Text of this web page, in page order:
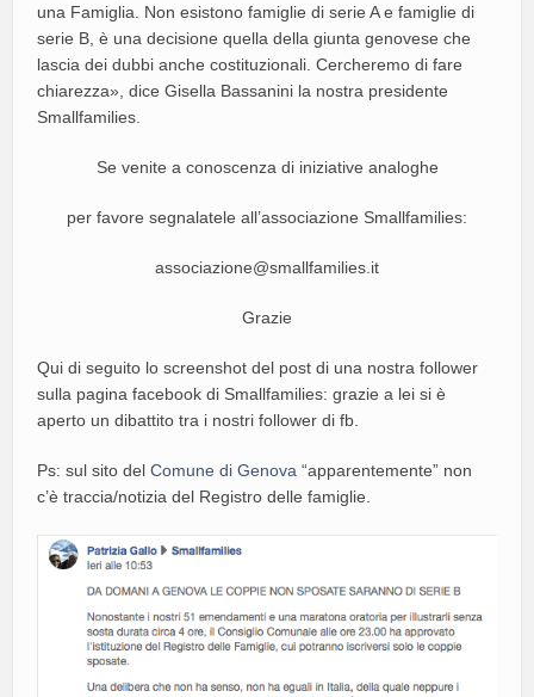
una Famiglia. Non esistono famiglie di serie A e famiglie di
serie B, è una decisione quella della giunta genovese che
lascia dei dubbi anche costituzionali. Cercheremo di fare
chiarezza», dice Gisella Bassanini la nostra presidente
Smallfamilies.
Se venite a conoscenza di iniziative analoghe
per favore segnalatele all’associazione Smallfamilies:
associazione@smallfamilies.it
Grazie
Qui di seguito lo screenshot del post di una nostra follower
sulla pagina facebook di Smallfamilies: grazie a lei si è
aperto un dibattito tra i nostri follower di fb.
Ps: sul sito delComune di Genova “apparentemente” non
c’è traccia/notizia del Registro delle famiglie.